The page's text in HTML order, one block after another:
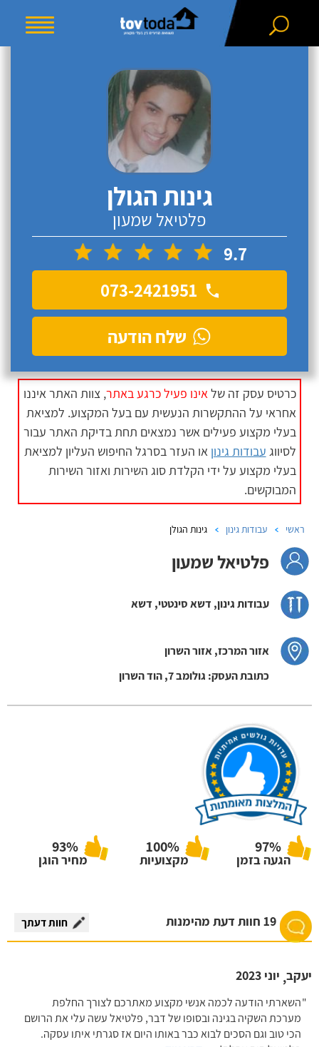
כרטיס עסק זה שלאינו פעיל כרגע באתר, צוות האתר איננו
אחראי על ההתקשרות הנעשית עם בעל המקצוע. למציאת
בעלי מקצוע פעילים אשר נמצאים תחת בדיקת האתר עבור
לסיווג עבודות גינון או העזר בסרגל החיפוש העליון למציאת
בעלי מקצוע על ידי הקלדת סוג השירות ואזור השירות
המבוקשים.
ראשי עבודות גינון גינות הגולן
פלטיאל שמעון
עבודות גינון, דשא סינטטי, דשא
אזור המרכז, אזור השרון
כתובת העסק: גולומב 7, הוד השרון
97%
הגעה בזמן
100%
מקצועיות
93%
מחיר הוגן
19 חוות דעת מהימנות חוות דעתך
יעקב, יוני 2023
השארתי הודעה לכמה אנשי מקצוע מאתרכם לצורך החלפת
מערכת השקיה בגינה ובסופו של דבר, פלטיאל עשה עלי את הרושם
הכי טוב וגם הסכים לבוא כבר באותו היום אז סגרתי איתו עסקה.
גינות הגולן
פלטיאל שמעון
9.7
073-2421951
שלח הודעה